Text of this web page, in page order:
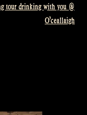
tour drinking with you @
O’ceallaigh